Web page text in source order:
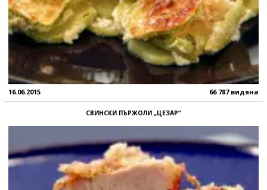
16.06.2015 66 787 видяна
СВИНСКИ ПЪРЖОЛИ „ЦЕЗАР“